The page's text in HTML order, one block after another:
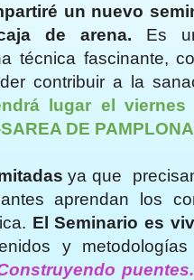
un nuevo
de arena. Es
técnica fascinante,
contribuir a la
lugar el
DE
ya que
aprendan los
El Seminario es
y